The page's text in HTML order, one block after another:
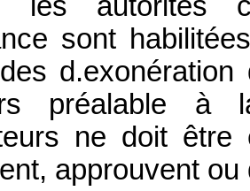
les autorités
sont
préalable à
ne doit
approuvent